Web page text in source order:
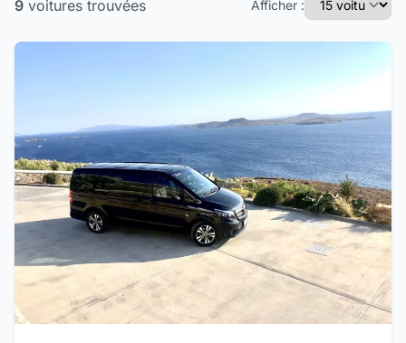
9 voitures trouvées Afficher :